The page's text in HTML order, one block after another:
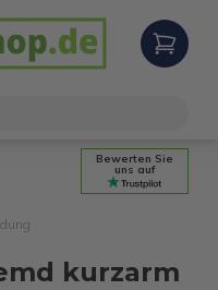
Bewerten Sie
uns auf
kurzarm